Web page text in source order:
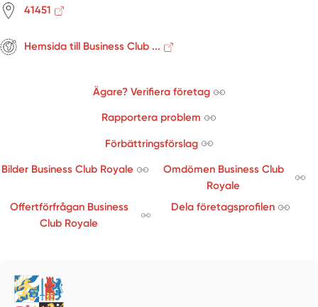
41451
Hemsida till Business Club ...
Ägare? Verifiera företag
Rapportera problem
Förbättringsförslag
Bilder Business Club Royale
Omdömen Business Club
Royale
Offertförfrågan Business
Club Royale
Dela företagsprofilen